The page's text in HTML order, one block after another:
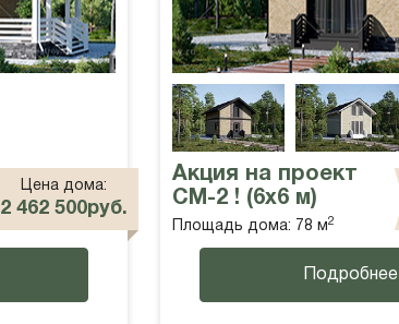
Цена дома:
2 462 500руб.
Акция на проект
СМ-2 ! (6х6 м)
Площадь дома: 78 м2
Подробнее